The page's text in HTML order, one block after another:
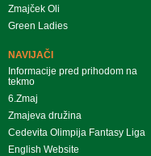
Zmajček Oli
Green Ladies
NAVIJAČI
Informacije pred prihodom na
tekmo
6.Zmaj
Zmajeva družina
Cedevita Olimpija Fantasy Liga
English Website